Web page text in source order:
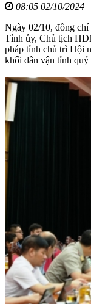
08:05 02/10/2024
Ngày 02/10, đồng
Tỉnh ủy, Chủ tịch
pháp tỉnh chủ trì Hội
khối dân vận tỉnh